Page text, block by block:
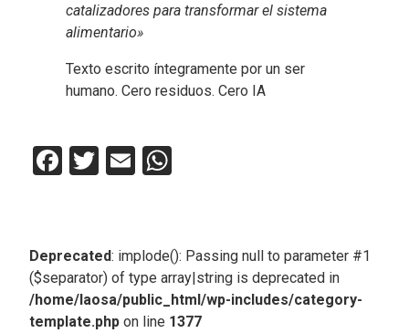
catalizadores para transformar el sistema
alimentario»
Texto escrito íntegramente por un ser
humano. Cero residuos. Cero IA
Facebook
Twitter
Email
Deprecated: implode(): Passing null to parameter #1
($separator) of type array|string is deprecated in
/home/laosa/public_html/wp-includes/category-
template.php on line 1377